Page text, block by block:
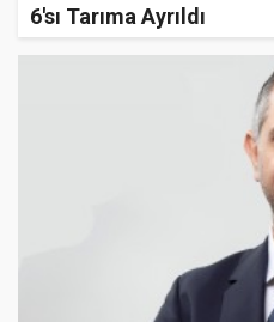
6'sı Tarıma Ayrıldı